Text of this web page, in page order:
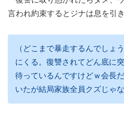
言われ約束するとジナは息を引
（どこまで暴走するんでしょ
にくる。復讐されてどん底に
待っているんですけどｗ会長
いたが結局家族全員クズじゃな